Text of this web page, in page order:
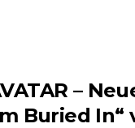
–
Buried